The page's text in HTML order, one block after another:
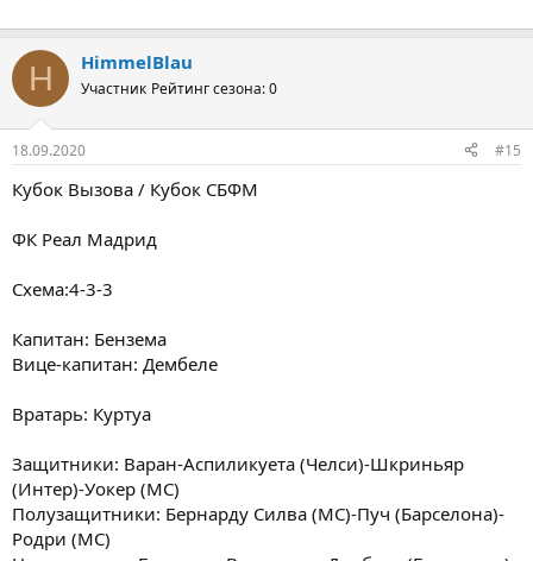
H HimmelBlau
Участник Рейтинг сезона: 0
18.09.2020 #15
Кубок Вызова / Кубок СБФМ
ФК Реал Мадрид
Схема:4-3-3
Капитан: Бензема
Вице-капитан: Дембеле
Вратарь: Куртуа
Защитники: Варан-Аспиликуета (Челси)-Шкриньяр
(Интер)-Уокер (МС)
Полузащитники: Бернарду Силва (МС)-Пуч (Барселона)-
Родри (МС)